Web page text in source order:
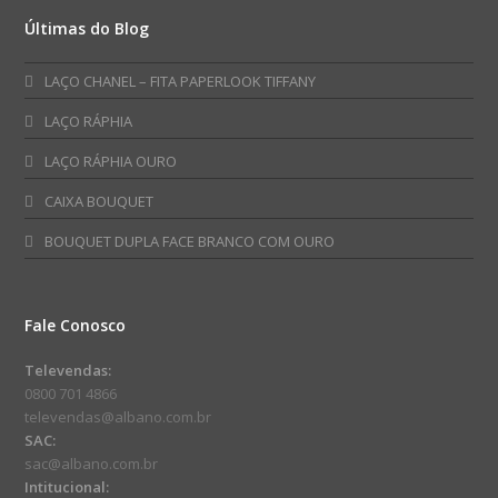
Últimas do Blog
LAÇO CHANEL – FITA PAPERLOOK TIFFANY
LAÇO RÁPHIA
LAÇO RÁPHIA OURO
CAIXA BOUQUET
BOUQUET DUPLA FACE BRANCO COM OURO
Fale Conosco
Televendas:
0800 701 4866
televendas@albano.com.br
SAC:
sac@albano.com.br
Intitucional: